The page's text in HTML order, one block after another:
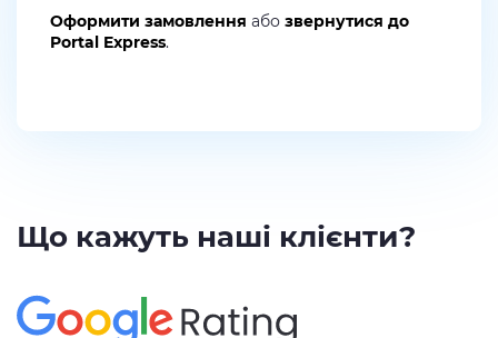
Оформити замовлення або звернутися до
Portal Express.
Що кажуть наші клієнти?